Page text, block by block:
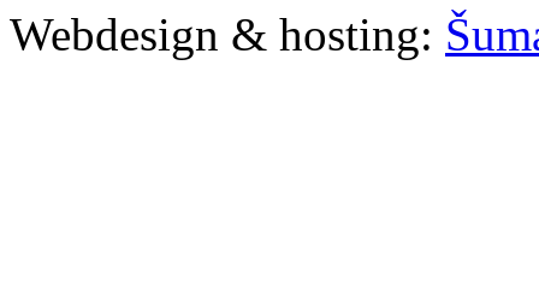
Webdesign & hosting: